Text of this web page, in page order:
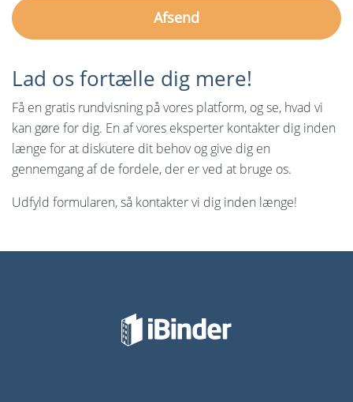
Lad os fortælle dig mere!
Få en gratis rundvisning på vores platform, og se, hvad vi
kan gøre for dig. En af vores eksperter kontakter dig inden
længe for at diskutere dit behov og give dig en
gennemgang af de fordele, der er ved at bruge os.
Udfyld formularen, så kontakter vi dig inden længe!